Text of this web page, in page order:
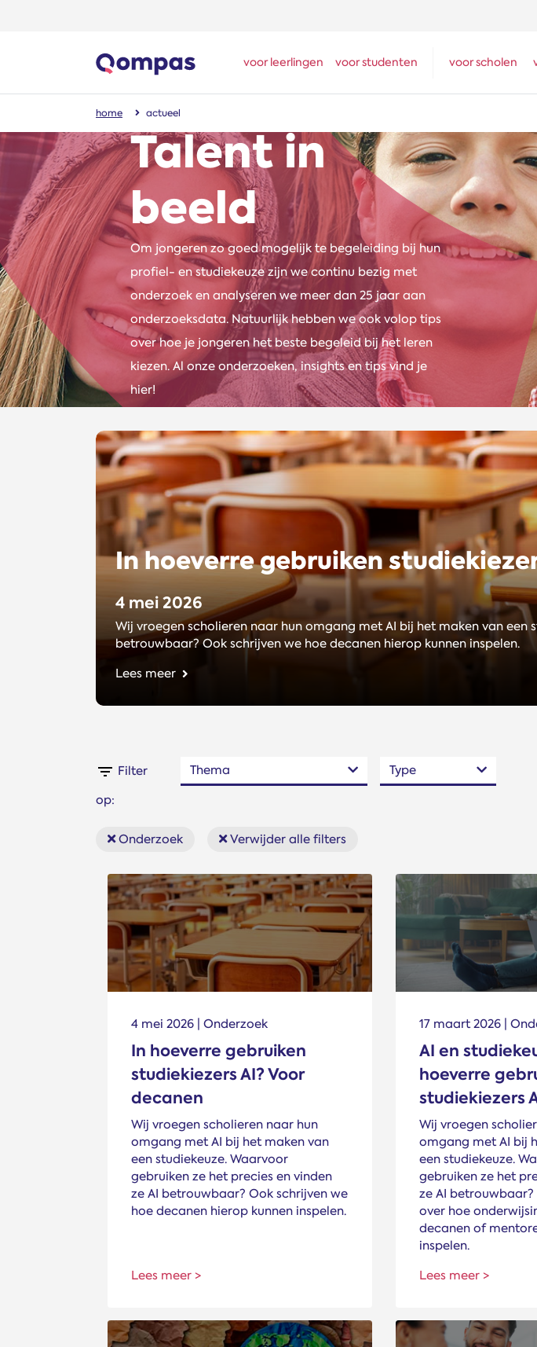
voor leerlingen voor studenten voor scholen
home actueel
Talent in
beeld
Om jongeren zo goed mogelijk te begeleiding bij hun
profiel- en studiekeuze zijn we continu bezig met
onderzoek en analyseren we meer dan 25 jaar aan
onderzoeksdata. Natuurlijk hebben we ook volop tips
over hoe je jongeren het beste begeleid bij het leren
kiezen. Al onze onderzoeken, insights en tips vind je
hier!
In hoeverre gebruiken
4 mei 2026
Wij vroegen scholieren naar hun omgang met AI bij het maken van een
betrouwbaar? Ook schrijven we hoe decanen hierop kunnen inspelen.
Lees meer
Filter
op:
Thema Type
Onderzoek Verwijder alle filters
4 mei 2026 | Onderzoek
In hoeverre gebruiken
studiekiezers AI? Voor
decanen
Wij vroegen scholieren naar hun
omgang met AI bij het maken van
een studiekeuze. Waarvoor
gebruiken ze het precies en vinden
ze AI betrouwbaar? Ook schrijven we
hoe decanen hierop kunnen inspelen.
Lees meer >
17 maart 2026 |
AI en
hoeverre
studiekiezers
Wij vroegen
omgang met AI bij
een studiekeuze.
gebruiken ze het
ze AI
over hoe
decanen of
inspelen.
Lees meer >